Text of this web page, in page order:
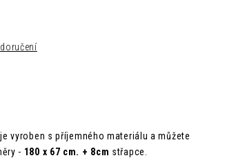
vyroben s příjemného materiálu a můžete
- 180 x 67 cm. + 8cm střapce.